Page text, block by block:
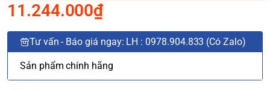
11.244.000₫
Tư vấn - Báo giá ngay: LH : 0978.904.833 (Có Zalo)
Sản phẩm chính hãng